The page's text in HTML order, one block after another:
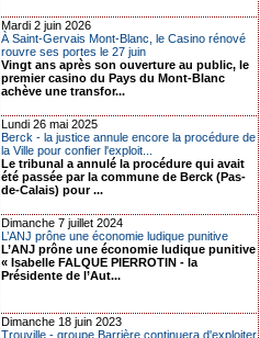
Mardi 2 juin 2026
À Saint-Gervais Mont-Blanc, le Casino rénové
rouvre ses portes le 27 juin
Vingt ans après son ouverture au public, le
premier casino du Pays du Mont-Blanc
achève une transfor...
Lundi 26 mai 2025
Berck - la justice annule encore la procédure de
la Ville pour confier l'exploit...
Le tribunal a annulé la procédure qui avait
été passée par la commune de Berck (Pas-
de-Calais) pour ...
Dimanche 7 juillet 2024
L’ANJ prône une économie ludique punitive
L’ANJ prône une économie ludique punitive
« Isabelle FALQUE PIERROTIN - la
Présidente de l’Aut...
Dimanche 18 juin 2023
Trouville - groupe Barrière continuera d'exploiter